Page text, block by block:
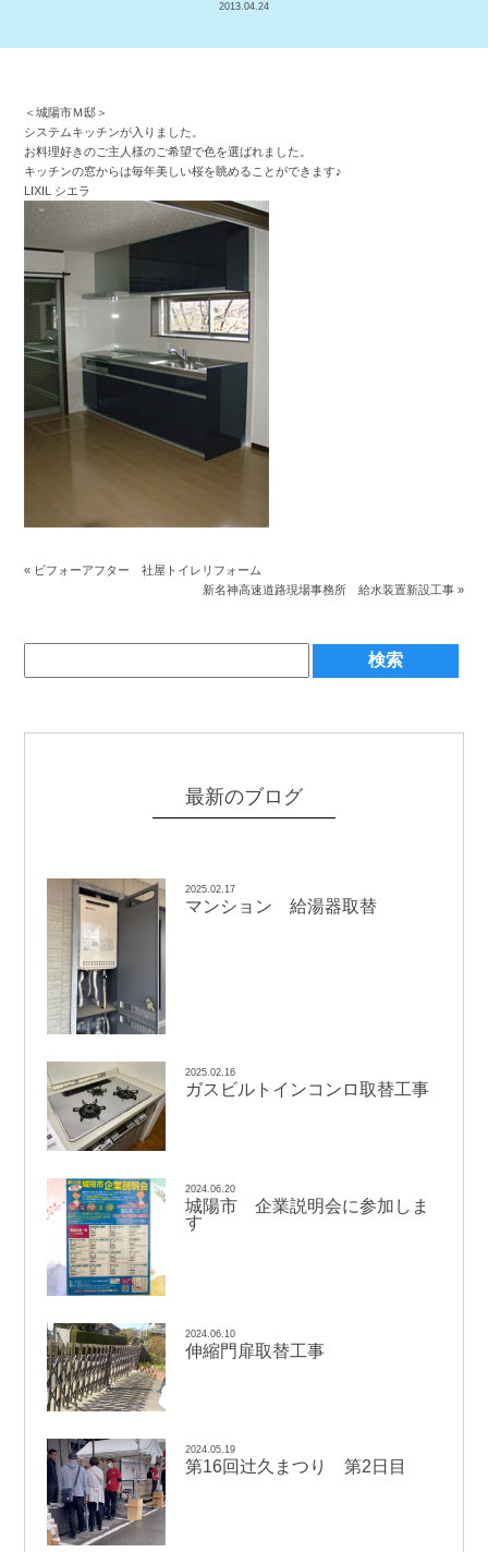
2013.04.24
＜城陽市Ｍ邸＞
システムキッチンが入りました。
お料理好きのご主人様のご希望で色を選ばれました。
キッチンの窓からは毎年美しい桜を眺めることができます♪
LIXIL シエラ
« ビフォーアフター 社屋トイレリフォーム
新名神高速道路現場事務所 給水装置新設工事»
最新のブログ
2025.02.17
マンション 給湯器取替
2025.02.16
ガスビルトインコンロ取替工事
2024.06.20
城陽市 企業説明会に参加しま
す
2024.06.10
伸縮門扉取替工事
2024.05.19
第16回辻久まつり 第2日目